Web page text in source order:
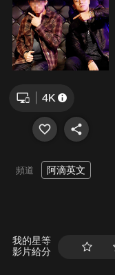
頻道 阿滴英文
我的星等
影片給分